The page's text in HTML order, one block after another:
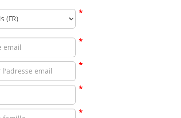
*
*
*
*
*